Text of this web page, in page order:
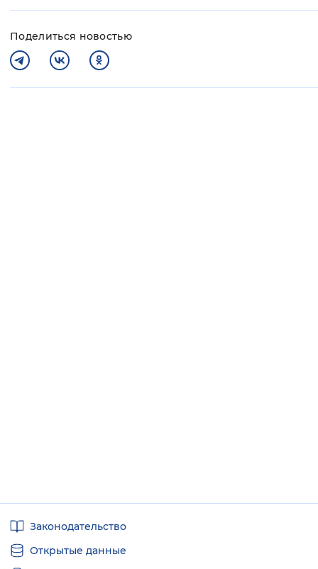
Поделиться новостью
ссылкиЗаконодательство
Открытые данные